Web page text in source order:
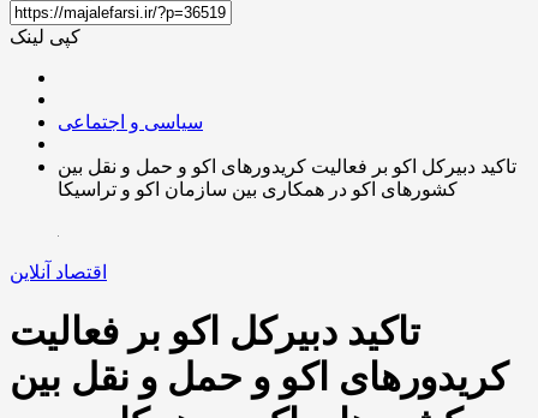
کپی لینک
سیاسی و اجتماعی
تاکید دبیرکل اکو بر فعالیت کریدور‌های اکو و حمل و نقل بین
کشور‌های اکو در همکاری بین سازمان اکو و تراسیکا
اقتصاد آنلاین
تاکید دبیرکل اکو بر فعالیت
کریدور‌های اکو و حمل و نقل بین